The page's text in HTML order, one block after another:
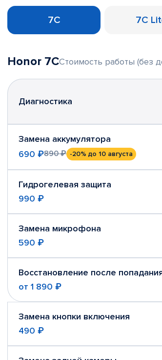
7C 7C
Honor 7CСтоимость работы (без
Диагностика
Замена аккумулятора
690 ₽890 ₽ -20% до 10 августа
Гидрогелевая защита
990 ₽
Замена микрофона
590 ₽
Восстановление после
от 1 890 ₽
Замена кнопки включения
490 ₽